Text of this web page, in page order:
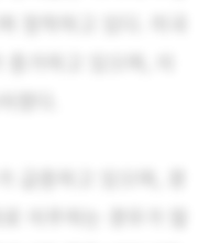
정착하고 있다. 미국
다.
이주하는 경우가 많